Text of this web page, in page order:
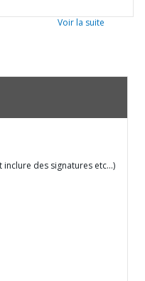
Voir la suite
des signatures etc…)